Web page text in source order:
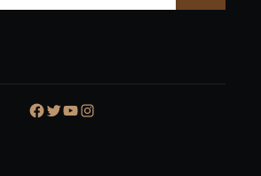
Facebook Twitter YouTube Instagram